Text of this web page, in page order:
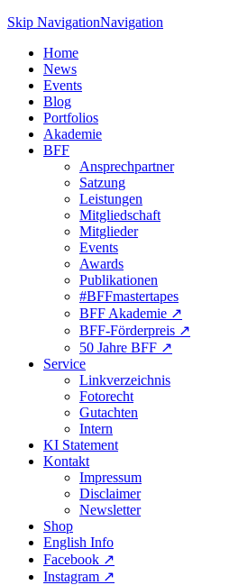
Skip NavigationNavigation
Home
News
Events
Blog
Portfolios
Akademie
BFF
Ansprechpartner
Satzung
Leistungen
Mitgliedschaft
Mitglieder
Events
Awards
Publikationen
#BFFmastertapes
BFF Akademie ↗︎
BFF-Förderpreis ↗︎
50 Jahre BFF ↗︎
Service
Linkverzeichnis
Fotorecht
Gutachten
Intern
KI Statement
Kontakt
Impressum
Disclaimer
Newsletter
Shop
English Info
Facebook ↗︎
Instagram ↗︎